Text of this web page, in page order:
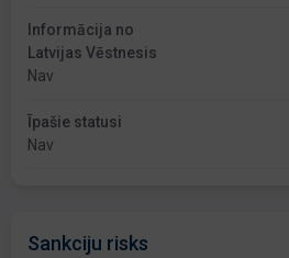
Informācija no
Latvijas Vēstnesis
Nav
Īpašie statusi
Nav
Sankciju risks